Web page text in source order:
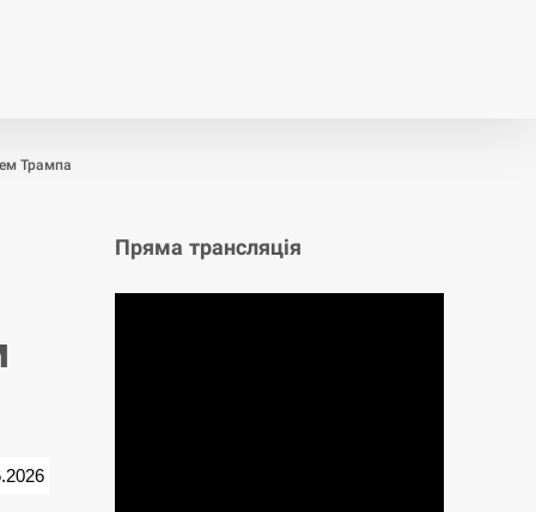
Трампа
Пряма трансляція